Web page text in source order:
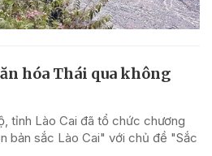
hóa Thái qua không
tỉnh Lào Cai đã tổ chức chương
bản sắc Lào Cai" với chủ đề "Sắc